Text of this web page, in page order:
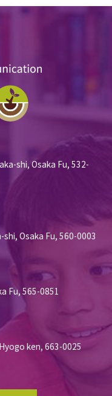
shi, Osaka Fu, 532-
Osaka Fu, 560-0003
Fu, 565-0851
ken, 663-0025